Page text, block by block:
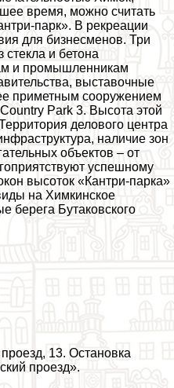
время, можно считать
парк». В рекреации
для бизнесменов. Три
и бетона
и промышленникам
выставочные
приметным сооружением
Park 3. Высота этой
делового центра
наличие зон
объектов – от
успешному
высоток «Кантри-парка»
на Химкинское
берега Бутаковского
13. Остановка
проезд».